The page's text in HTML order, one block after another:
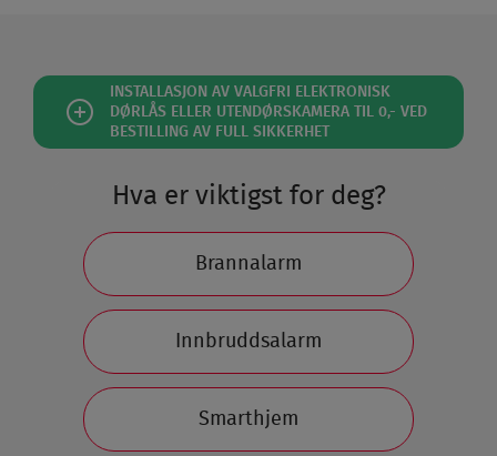
INSTALLASJON AV VALGFRI ELEKTRONISK
DØRLÅS ELLER UTENDØRSKAMERA TIL 0,- VED
BESTILLING AV FULL SIKKERHET
Hva er viktigst for deg?
Brannalarm
Innbruddsalarm
Smarthjem